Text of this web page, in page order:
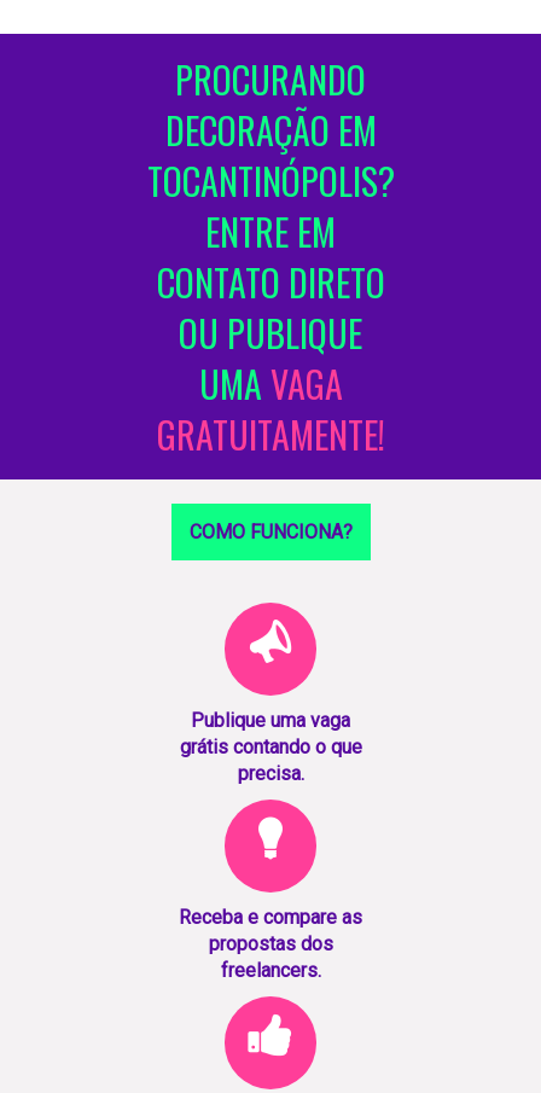
PROCURANDO
DECORAÇÃO EM
TOCANTINÓPOLIS?
ENTRE EM
CONTATO DIRETO
OU PUBLIQUE
UMAVAGA
GRATUITAMENTE!
COMO FUNCIONA?
Publique uma vaga
grátis contando o que
precisa.
Receba e compare as
propostas dos
freelancers.